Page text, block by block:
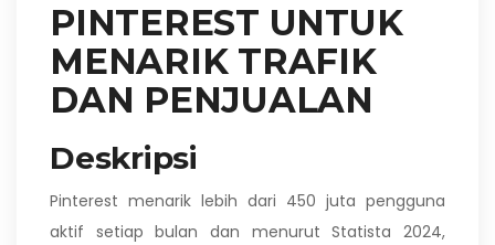
PINTEREST UNTUK
MENARIK TRAFIK
DAN PENJUALAN
Deskripsi
Pinterest menarik lebih dari 450 juta pengguna
aktif setiap bulan dan menurut Statista 2024,